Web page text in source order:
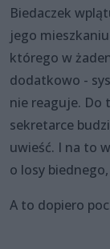
Biedaczek
jego
którego w
dodatkowo -
nie reaguje. Do
sekretarce
uwieść. I na to
o losy
A to dopiero